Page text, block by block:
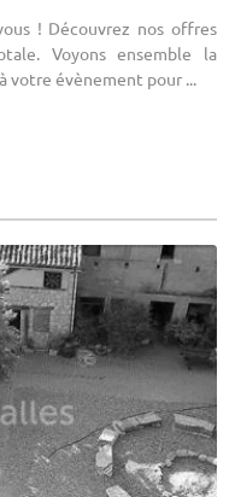
! Découvrez nos offres
Voyons ensemble la
évènement pour ...